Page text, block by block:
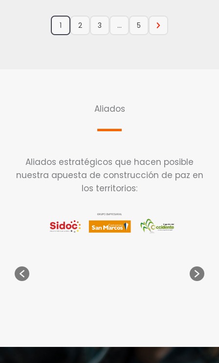
1 2 3 … 5
Aliados
Aliados estratégicos que hacen posible
nuestra apuesta de construcción de paz en
los territorios: